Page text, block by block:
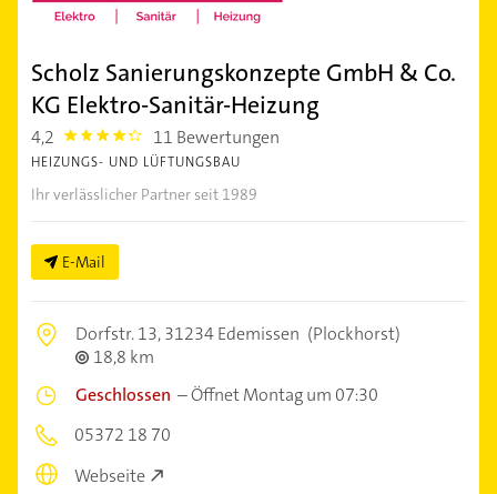
Scholz Sanierungskonzepte GmbH & Co.
KG Elektro-Sanitär-Heizung
4,2 4.2000003 11 Bewertungen
HEIZUNGS- UND LÜFTUNGSBAU
Ihr verlässlicher Partner seit 1989
E-Mail
Dorfstr. 13,31234 Edemissen (Plockhorst)
18,8 km
Geschlossen –Öffnet Montag um 07:30
05372 18 70
Webseite